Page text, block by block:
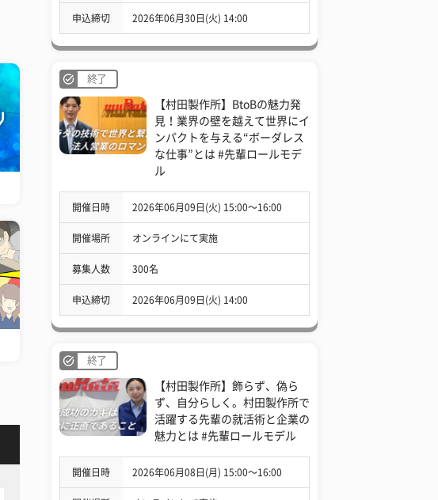
申込締切 2026年06月30日(火) 14:00
終了
【村田製作所】BtoBの魅力発
見！業界の壁を越えて世界にイ
ンパクトを与える“ボーダレス
な仕事”とは #先輩ロールモデ
ル
開催日時 2026年06月09日(火) 15:00〜16:00
開催場所 オンラインにて実施
募集人数 300名
申込締切 2026年06月09日(火) 14:00
終了
【村田製作所】飾らず、偽ら
ず、自分らしく。村田製作所で
活躍する先輩の就活術と企業の
魅力とは #先輩ロールモデル
開催日時 2026年06月08日(月) 15:00〜16:00